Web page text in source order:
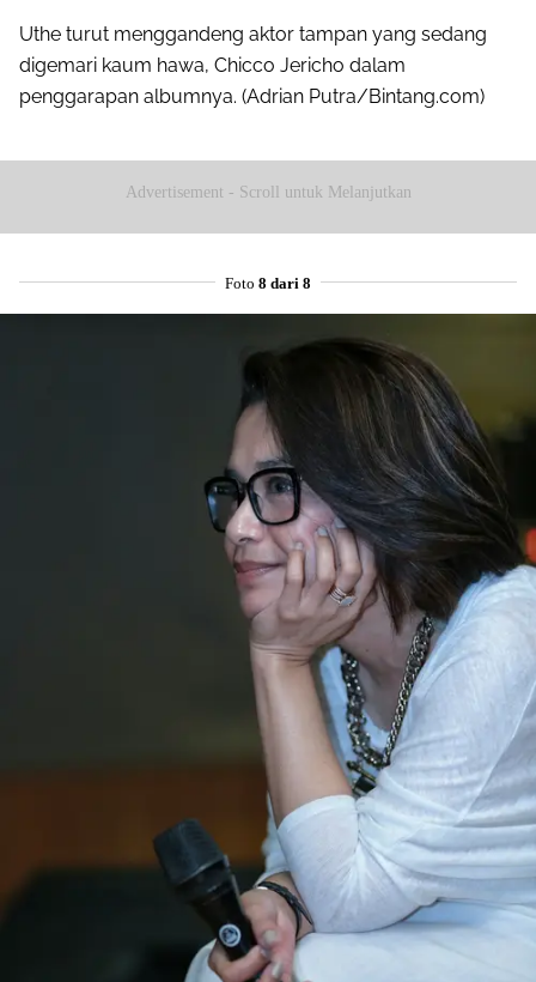
Uthe turut menggandeng aktor tampan yang sedang
digemari kaum hawa, Chicco Jericho dalam
penggarapan albumnya. (Adrian Putra/Bintang.com)
Advertisement - Scroll untuk Melanjutkan
Foto 8 dari 8